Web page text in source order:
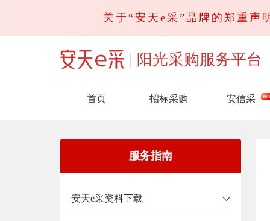
关于“安天e采”品牌的郑重
阳光采购服务平台
首页 招标采购 安信采
服务指南
安天e采资料下载